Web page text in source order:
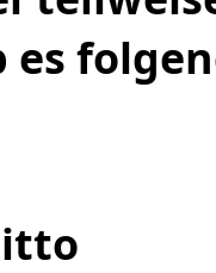
es